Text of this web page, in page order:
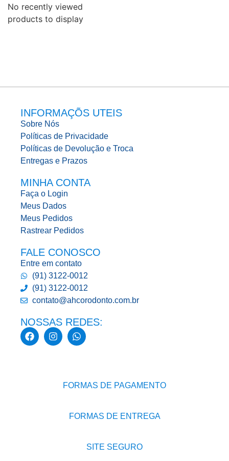
No recently viewed
products to display
INFORMAÇÕS UTEIS
Sobre Nós
Políticas de Privacidade
Políticas de Devolução e Troca
Entregas e Prazos
MINHA CONTA
Faça o Login
Meus Dados
Meus Pedidos
Rastrear Pedidos
FALE CONOSCO
Entre em contato
(91) 3122-0012
(91) 3122-0012
contato@ahcorodonto.com.br
NOSSAS REDES:
FORMAS DE PAGAMENTO
FORMAS DE ENTREGA
SITE SEGURO